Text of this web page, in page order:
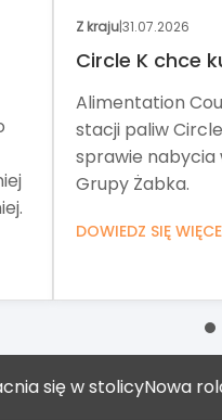
Z kraju|31.07.2026
Circle K chce
Alimentation
stacji paliw
sprawie nabycia
Grupy Żabka.
DOWIEDZ SIĘ
w stolicyNowa rola